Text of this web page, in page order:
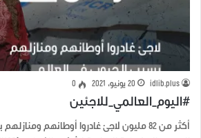
idlib.plus 20 يونيو، 2021 0
#اليوم_العالمي_للاجئين
أكثر من 82 مليون لاجئ غادروا أوطانهم